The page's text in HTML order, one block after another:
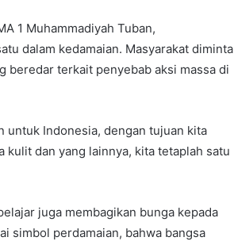
1 Muhammadiyah Tuban,
dalam kedamaian. Masyarakat diminta
beredar terkait penyebab aksi massa di
untuk Indonesia, dengan tujuan kita
kulit dan yang lainnya, kita tetaplah satu
juga membagikan bunga kepada
simbol perdamaian, bahwa bangsa